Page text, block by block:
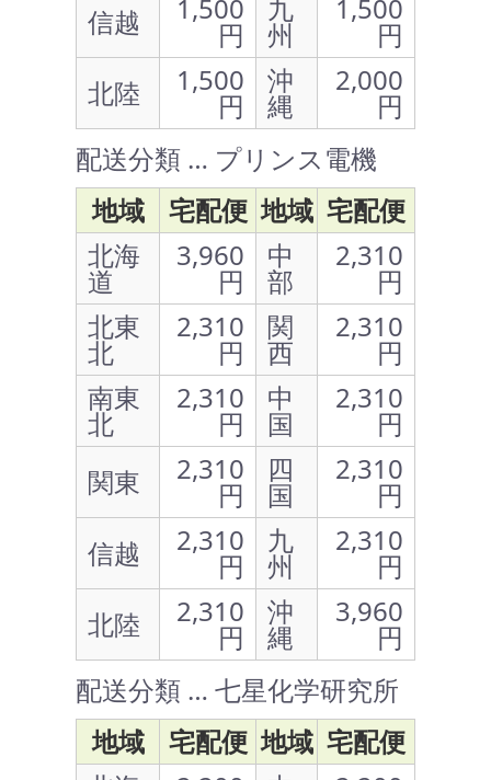
信越
1,500
円
九
州
1,500
円
北陸
1,500
円
沖
縄
2,000
円
配送分類 … プリンス電機
地域
宅配便 地域 宅配便
北海
道
3,960
円
中
部
2,310
円
北東
北
2,310
円
関
西
2,310
円
南東
北
2,310
円
中
国
2,310
円
関東
2,310
円
四
国
2,310
円
信越
2,310
円
九
州
2,310
円
北陸
2,310
円
沖
縄
3,960
円
配送分類 … 七星化学研究所
地域
宅配便 地域 宅配便